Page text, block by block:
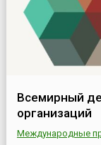
Всемирный
организаций
Международные